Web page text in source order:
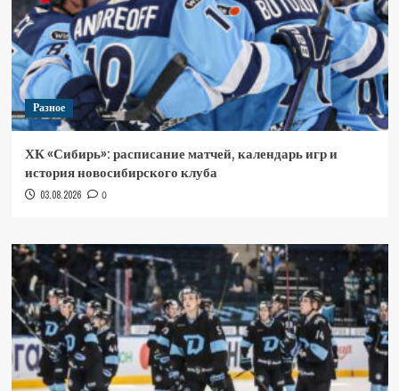
Разное
ХК «Сибирь»: расписание матчей, календарь игр и
история новосибирского клуба
03.08.2026 0